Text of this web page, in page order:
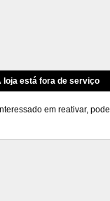
loja está fora de serviço
em reativar, pode